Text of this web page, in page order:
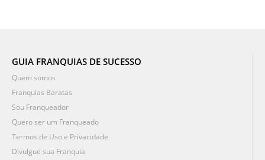
GUIA FRANQUIAS DE SUCESSO
Quem somos
Franquias Baratas
Sou Franqueador
Quero ser um Franqueado
Termos de Uso e Privacidade
Divulgue sua Franquia